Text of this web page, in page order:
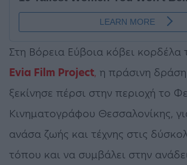
Στη Βόρεια Εύβοια κόβει κορδέλα
Evia Film Project, η πράσινη
ξεκίνησε πέρσι στην περιοχή το
Κινηματογράφου Θεσσαλονίκης,
ανάσα ζωής και τέχνης στις
τόπου και να συμβάλει στην